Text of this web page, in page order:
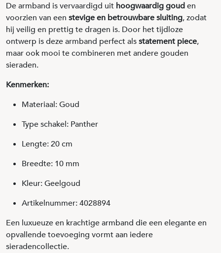
De armband is vervaardigd uit hoogwaardig gouden
voorzien van een stevige en betrouwbare sluiting, zodat
hij veilig en prettig te dragen is. Door het tijdloze
ontwerp is deze armband perfect alsstatement piece,
maar ook mooi te combineren met andere gouden
sieraden.
Kenmerken:
Materiaal: Goud
Type schakel: Panther
Lengte: 20 cm
Breedte: 10 mm
Kleur: Geelgoud
Artikelnummer: 4028894
Een luxueuze en krachtige armband die een elegante en
opvallende toevoeging vormt aan iedere
sieradencollectie.